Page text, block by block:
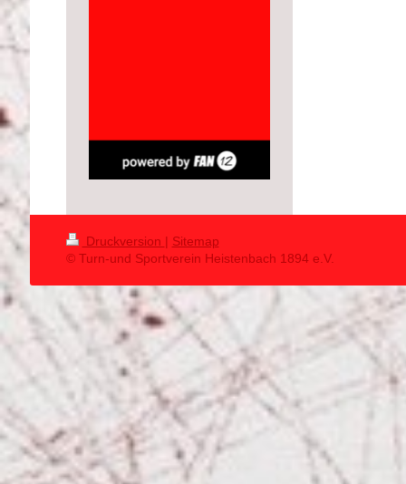
Druckversion | Sitemap
© Turn-und Sportverein Heistenbach 1894 e.V.